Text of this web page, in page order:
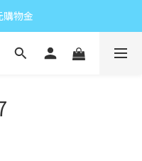
購物金